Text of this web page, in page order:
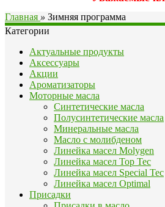
Главная » Зимняя программа
Категории
Актуальные продукты
Аксессуары
Акции
Ароматизаторы
Моторные масла
Синтетические масла
Полусинтетические масла
Минеральные масла
Масло с молибденом
Линейка масел Molygen
Линейка масел Top Tec
Линейка масел Special Tec
Линейка масел Optimal
Присадки